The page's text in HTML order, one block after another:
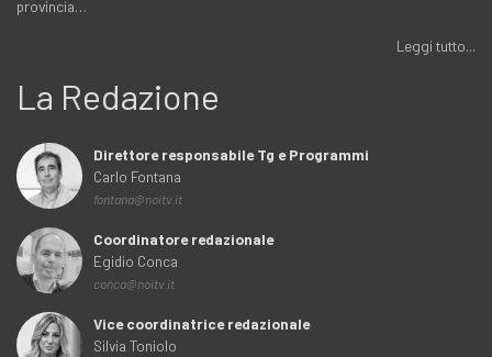
provincia…
Leggi tutto...
La Redazione
Direttore responsabile Tg e Programmi
Carlo Fontana
fontana@noitv.it
Coordinatore redazionale
Egidio Conca
conca@noitv.it
Vice coordinatrice redazionale
Silvia Toniolo